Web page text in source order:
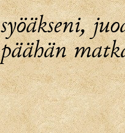
syöäkseni,
päähän